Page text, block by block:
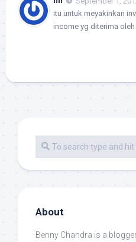
itu untuk meyakinkan
income yg diterima
About
Benny Chandra is a